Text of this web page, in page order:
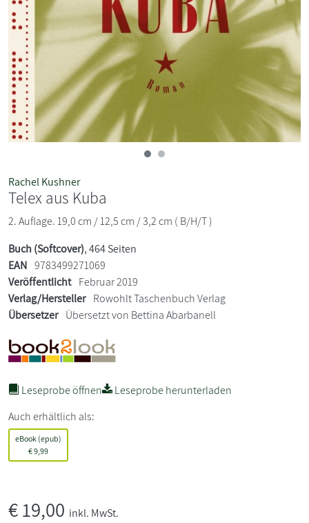
Rachel Kushner
Telex aus Kuba
2. Auflage. 19,0 cm / 12,5 cm / 3,2 cm ( B/H/T )
Buch (Softcover), 464 Seiten
EAN 9783499271069
Veröffentlicht Februar 2019
Verlag/Hersteller Rowohlt Taschenbuch Verlag
Übersetzer Übersetzt von Bettina Abarbanell
Leseprobe öffnen
Leseprobe herunterladen
Auch erhältlich als:
eBook (epub)
€9,99
€19,00 inkl. MwSt.